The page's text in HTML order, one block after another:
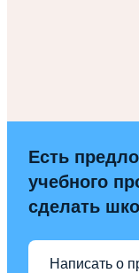
Есть
учебного
сделать
Написать о